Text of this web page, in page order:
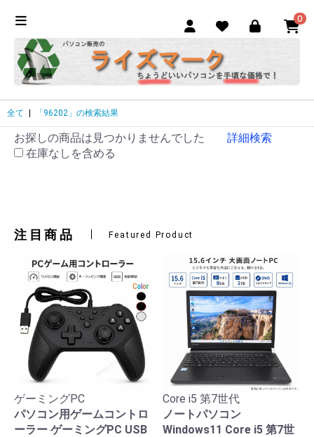
0
全て 「96202」の検索結果
お探しの商品は見つかりませんでした
詳細検索
在庫なしを含める
注目商品 Featured Product
ゲーミングPC
パソコン用ゲームコントロ
ーラー ゲーミングPC USB
Core i5 第7世代
ノートパソコン
Windows11 Core i5 第7世